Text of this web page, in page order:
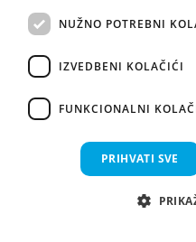
LINKOVI
Uvjeti korištenja
NUŽNO POTREBNI
IZVEDBENI KOLAČIĆI
FUNKCIONALNI
PRIHVATI SVE